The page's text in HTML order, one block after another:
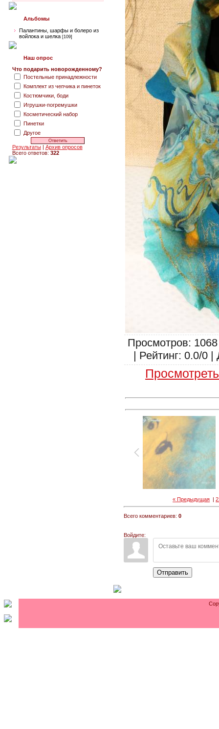
Альбомы
Палантины, шарфы и болеро из
войлока и шелка [109]
Наш опрос
Что подарить новорожденному?
Постельные принадлежности
Комплект из чепчика и пинеток
Костюмчики, боди
Игрушки-погремушки
Косметический набор
Пинетки
Другое
Результаты| Архив опросов
Всего ответов: 322
Просмотров:
| Рейтинг: 0.0/0
« Предыдущая |
Всего комментариев: 0
Войдите:
Отправить